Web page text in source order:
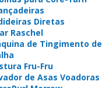
Diretas
Raschel
de Tingimento de
Fru-Fru
de Asas Voadoras